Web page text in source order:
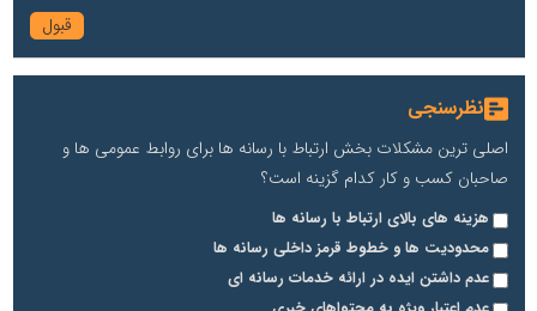
نظرسنجی
اصلی ترین مشکلات بخش ارتباط با رسانه ها برای روابط عمومی ها و
صاحبان کسب و کار کدام گزینه است؟
هزینه های بالای ارتباط با رسانه ها
محدودیت ها و خطوط قرمز داخلی رسانه ها
عدم داشتن ایده در ارائه خدمات رسانه ای